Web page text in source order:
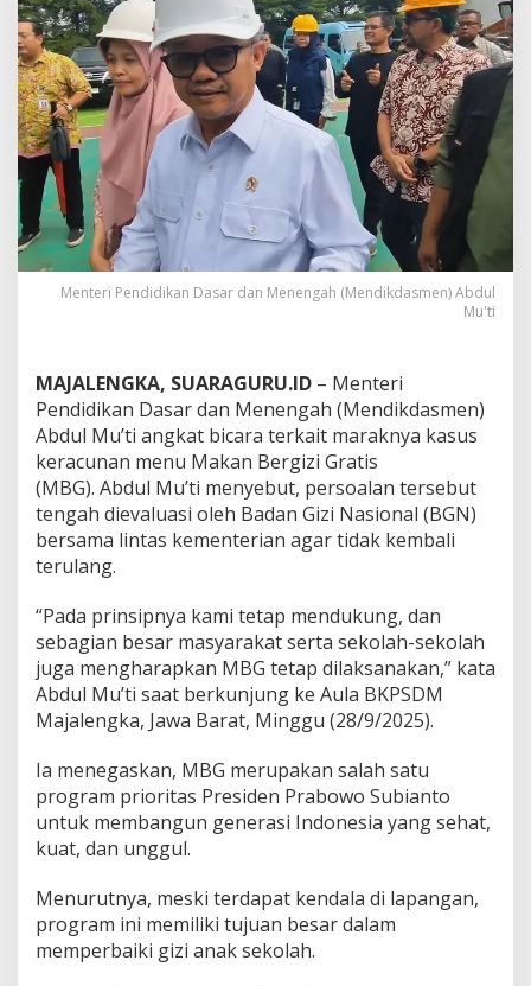
b
d
u
l
M
u
’
t
S
u
a
g
i
a
B
e
s
a
s
y
a
r
a
a
-
o
l
a
Menteri Pendidikan Dasar dan Menengah (Mendikdasmen) Abdul
Mu'ti
MAJALENGKA, SUARAGURU.ID – Menteri
Pendidikan Dasar dan Menengah (Mendikdasmen)
Abdul Mu’ti angkat bicara terkait maraknya kasus
keracunan menu Makan Bergizi Gratis
(MBG). Abdul Mu’ti menyebut, persoalan tersebut
tengah dievaluasi oleh Badan Gizi Nasional (BGN)
bersama lintas kementerian agar tidak kembali
terulang.
“Pada prinsipnya kami tetap mendukung, dan
sebagian besar masyarakat serta sekolah-sekolah
juga mengharapkan MBG tetap dilaksanakan,” kata
Abdul Mu’ti saat berkunjung ke Aula BKPSDM
Majalengka, Jawa Barat, Minggu (28/9/2025).
Ia menegaskan, MBG merupakan salah satu
program prioritas Presiden Prabowo Subianto
untuk membangun generasi Indonesia yang sehat,
kuat, dan unggul.
Menurutnya, meski terdapat kendala di lapangan,
program ini memiliki tujuan besar dalam
memperbaiki gizi anak sekolah.